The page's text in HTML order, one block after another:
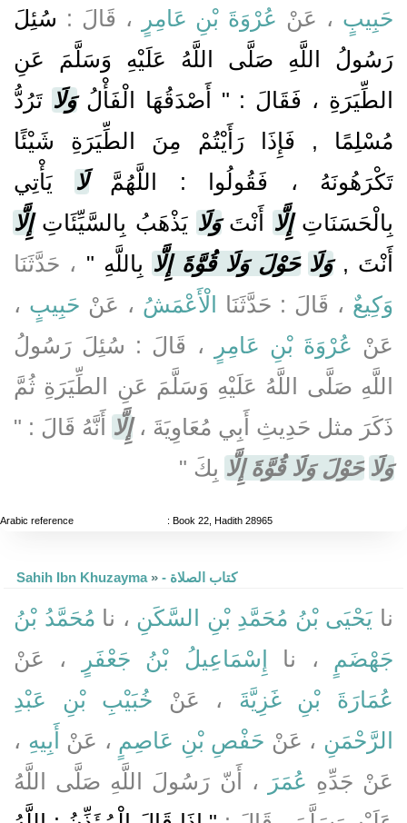
حَبِيبٍ ، عَنْ عُرْوَةَ بْنِ عَامِرٍ ، قَالَ : سُئِلَ
رَسُولُ اللَّهِ صَلَّى اللَّهُ عَلَيْهِ وَسَلَّمَ عَنِ
الطِّيَرَةِ ، فَقَالَ : " أَصْدَقُهَا الْفَأْلُوَلَا تَرُدُّ
مُسْلِمًا , فَإِذَا رَأَيْتُمْ مِنَ الطِّيَرَةِ شَيْئًا
تَكْرَهُونَهُ ، فَقُولُوا : اللَّهُمَّلَا يَأْتِي
بِالْحَسَنَاتِإِلَّا أَنْتَوَلَا يَذْهَبُ بِالسَّيِّئَاتِإِلَّا
أَنْتَ ,وَلَا حَوْلَ وَلَا قُوَّةَ إِلَّا بِاللَّهِ " ، حَدَّثَنَا
وَكِيعٌ ، قَالَ : حَدَّثَنَا الْأَعْمَشُ ، عَنْ حَبِيبٍ ،
عَنْ عُرْوَةَ بْنِ عَامِرٍ
، قَالَ : سُئِلَ رَسُولُ
اللَّهِ صَلَّى اللَّهُ عَلَيْهِ وَسَلَّمَ عَنِ الطِّيَرَةِ ثُمَّ
ذَكَرَ مثل حَدِيثِ أَبِي مُعَاوِيَةَ ،إِلَّا أَنَّهُ قَالَ : "
وَلَا حَوْلَ وَلَا قُوَّةَ إِلَّا بِكَ "
Arabic reference : Book 22, Hadith 28965
Sahih Ibn Khuzayma» - كتاب الصلاة
نا يَحْيَى بْنُ مُحَمَّدِ بْنِ السَّكَنِ ، نا مُحَمَّدُ بْنُ
جَهْضَمٍ
، نا إِسْمَاعِيلُ بْنُ جَعْفَرٍ
، عَنْ
عُمَارَةَ بْنِ غَزِيَّةَ ، عَنْ خُبَيْبِ بْنِ عَبْدِ
الرَّحْمَنِ ، عَنْ حَفْصِ بْنِ عَاصِمٍ ، عَنْ أَبِيهِ ،
عَنْ جَدِّهِ عُمَرَ ، أَنّ رَسُولَ اللَّهِ صَلَّى اللَّهُ